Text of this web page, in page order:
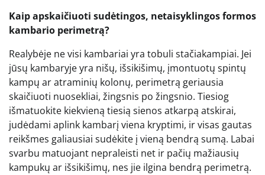
Kaip apskaičiuoti sudėtingos, netaisyklingos formos
kambario perimetrą?
Realybėje ne visi kambariai yra tobuli stačiakampiai. Jei
jūsų kambaryje yra nišų, išsikišimų, įmontuotų spintų
kampų ar atraminių kolonų, perimetrą geriausia
skaičiuoti nuosekliai, žingsnis po žingsnio. Tiesiog
išmatuokite kiekvieną tiesią sienos atkarpą atskirai,
judėdami aplink kambarį viena kryptimi, ir visas gautas
reikšmes galiausiai sudėkite į vieną bendrą sumą. Labai
svarbu matuojant nepraleisti net ir pačių mažiausių
kampukų ar išsikišimų, nes jie ilgina bendrą perimetrą.